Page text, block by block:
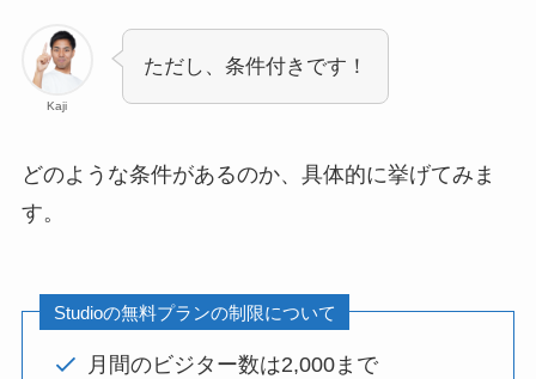
Kaji
ただし、条件付きです！
どのような条件があるのか、具体的に挙げてみま
す。
Studioの無料プランの制限について
月間のビジター数は2,000まで